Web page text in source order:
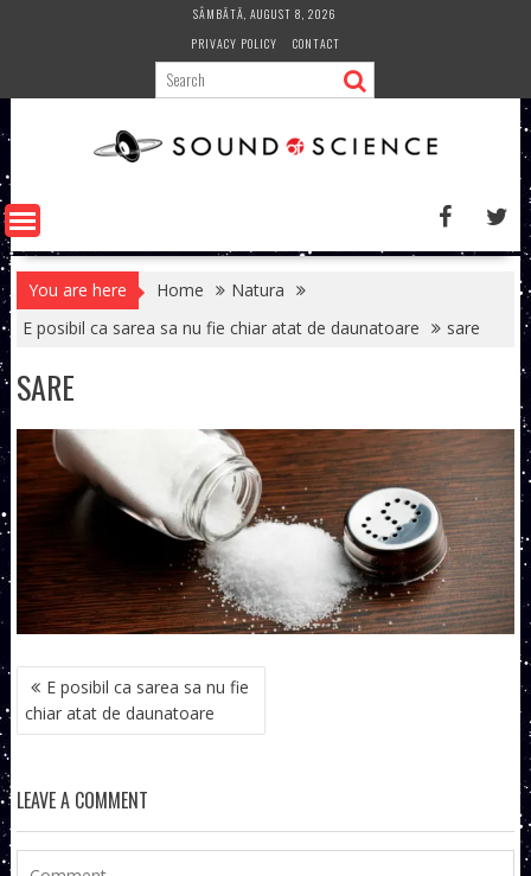
SÂMBĂTĂ, AUGUST 8, 2026
PRIVACY POLICY
CONTACT
You are here Home
Natura
E posibil ca sarea sa nu fie chiar atat de daunatoare
sare
SARE
NAVIGARE
ÎN
ARTICOLE
E posibil ca sarea sa nu fie
chiar atat de daunatoare
LEAVE A COMMENT